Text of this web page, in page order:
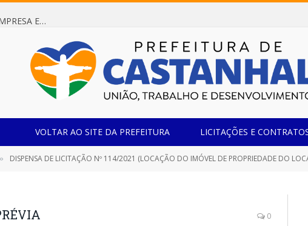
Dispensa de Licitação 085/2026 (CONTRATAÇÃO DE EMPRESA ESPECIALIZADA NA FABRICAÇÃO DE MÓVEIS SOB MEDIDA COM ESTRUTURA METÁLICA EM METALON PARA ATENDIMENTO DAS NECESSIDADES DA SALA SIMOV DA EMEF MADRE MARIA VIGANÓ)
VOLTAR AO SITE DA PREFEITURA LICITAÇÕES E
» DISPENSA DE LICITAÇÃO Nº 114/2021 (LOCAÇÃO DO IMÓVEL DE PROPRIEDADE DO LOCADOR, LOCALIZADO NA TRAV. SEVERIANO SANTOS Nº 1403, BAIRRO SANTA LÍDIA, CEP 68.740-001, NESTA CIDADE DE
0